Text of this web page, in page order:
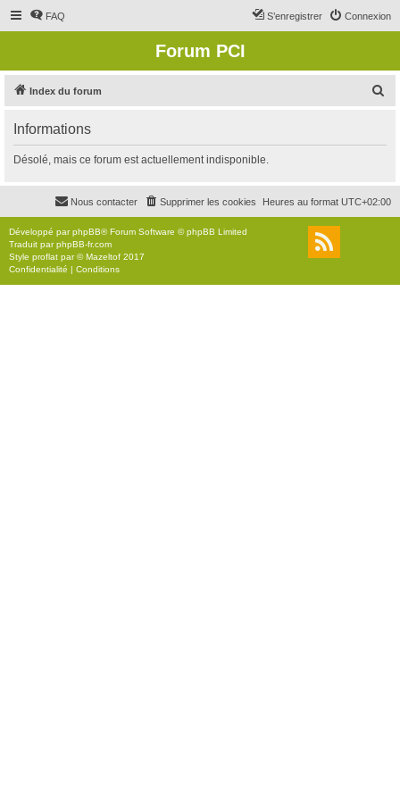
FAQ Connexion
S’enregistrer
Forum PCI
Index du forum
r
c
r
Informations
Désolé, mais ce forum est actuellement indisponible.
Heures au format UTC+02:00
Supprimer les cookies
Nous contacter
Développé parphpBB® Forum Software © phpBB Limited
Traduit parphpBB-fr.com
Style proflat par ©Mazeltof 2017
Confidentialité | Conditions